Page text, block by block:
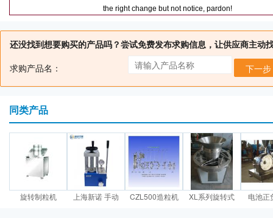
the right change but not notice, pardon!
还没找到想要购买的产品吗？尝试免费发布求购信息，让供应商主动
求购产品名：
下一步
同类产品
旋转制粒机 上海新诺 手动 CZL500造粒机 XL系列旋转式 电池正